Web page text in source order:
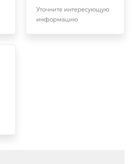
Уточните интересующую
информацию